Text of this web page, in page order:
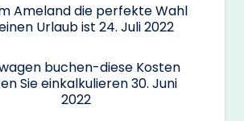
Ameland die perfekte Wahl
Urlaub ist 24. Juli 2022
buchen-diese Kosten
Sie einkalkulieren30. Juni
2022